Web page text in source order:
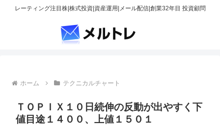
レーティング注目株|株式投資|資産運用|メール配信|創業32年目 投資顧問
ホーム テクニカルチャート
ＴＯＰＩＸ１０日続伸の反動が出やすく下
値目途１４００、上値１５０１